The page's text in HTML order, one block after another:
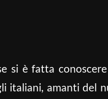
si è fatta
italiani, amanti del